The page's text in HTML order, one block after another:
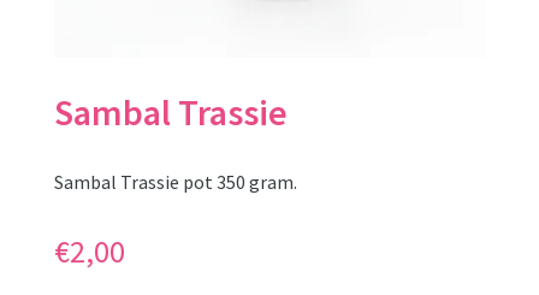
Sambal Trassie
Sambal Trassie pot 350 gram.
€2,00